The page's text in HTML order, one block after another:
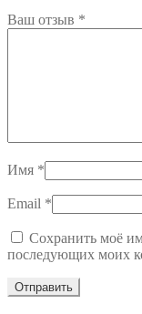
Ваш отзыв *
Имя *
Email *
Сохранить моё
последующих моих